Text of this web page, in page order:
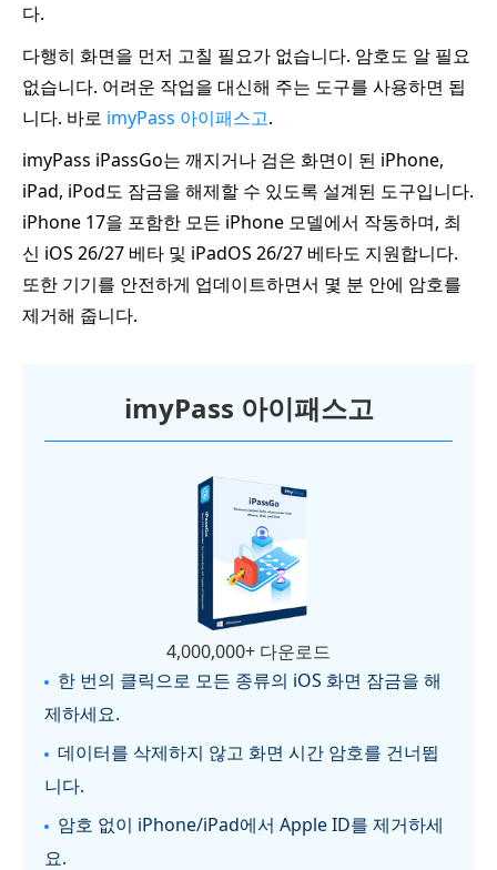
다.
다행히 화면을 먼저 고칠 필요가 없습니다. 암호도 알 필요
없습니다. 어려운 작업을 대신해 주는 도구를 사용하면 됩
니다. 바로 imyPass 아이패스고.
imyPass iPassGo는 깨지거나 검은 화면이 된 iPhone,
iPad, iPod도 잠금을 해제할 수 있도록 설계된 도구입니다.
iPhone 17을 포함한 모든 iPhone 모델에서 작동하며, 최
신 iOS 26/27 베타 및 iPadOS 26/27 베타도 지원합니다.
또한 기기를 안전하게 업데이트하면서 몇 분 안에 암호를
제거해 줍니다.
imyPass 아이패스고
4,000,000+ 다운로드
한 번의 클릭으로 모든 종류의 iOS 화면 잠금을 해
제하세요.
데이터를 삭제하지 않고 화면 시간 암호를 건너뜁
니다.
암호 없이 iPhone/iPad에서 Apple ID를 제거하세
요.